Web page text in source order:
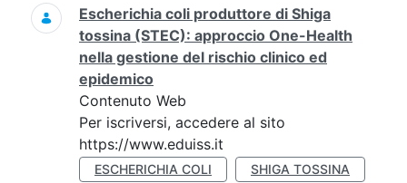
Escherichia coli produttore di Shiga
tossina (STEC): approccio One-Health
nella gestione del rischio clinico ed
epidemico
Contenuto Web
Per iscriversi, accedere al sito
https://www.eduiss.it
ESCHERICHIA COLI SHIGA TOSSINA